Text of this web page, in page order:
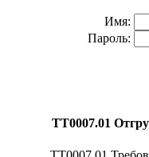
Имя:
Пароль:
ТТ0007.01